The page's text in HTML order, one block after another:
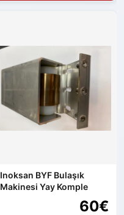
Inoksan BYF Bulaşık
Makinesi Yay Komple
60€